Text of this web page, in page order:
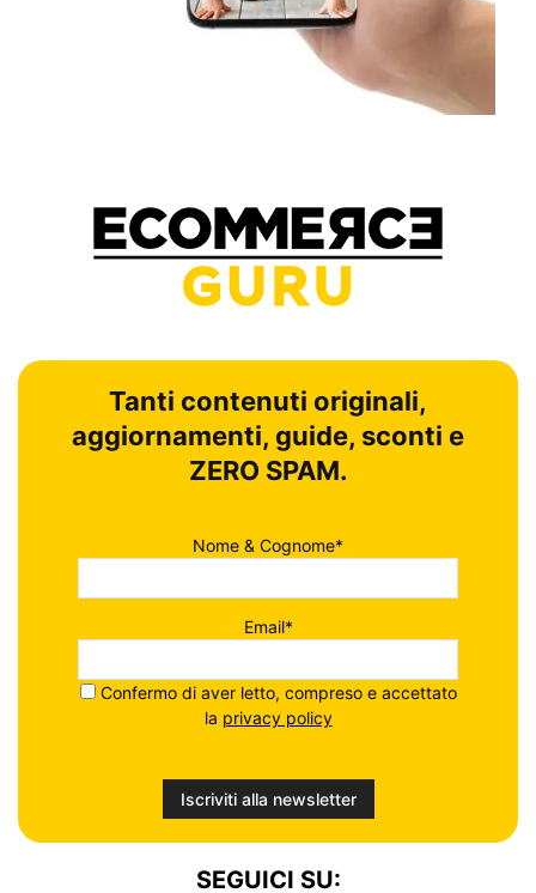
Tanti contenuti originali,
aggiornamenti, guide, sconti e
ZERO SPAM.
Nome & Cognome*
Email*
Confermo di aver letto, compreso e accettato
la privacy policy
SEGUICI SU: